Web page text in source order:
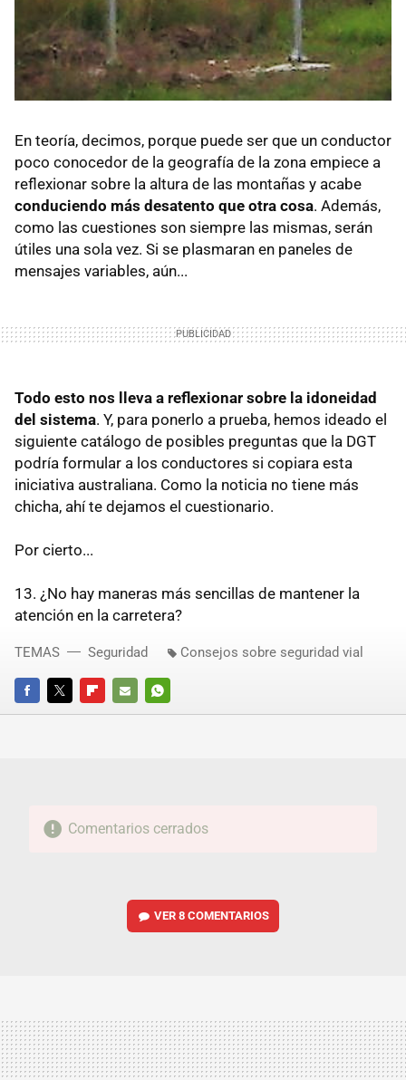
En teoría, decimos, porque puede ser que un conductor
poco conocedor de la geografía de la zona empiece a
reflexionar sobre la altura de las montañas y acabe
conduciendo más desatento que otra cosa. Además,
como las cuestiones son siempre las mismas, serán
útiles una sola vez. Si se plasmaran en paneles de
mensajes variables, aún...
Todo esto nos lleva a reflexionar sobre la idoneidad
del sistema. Y, para ponerlo a prueba, hemos ideado el
siguiente catálogo de posibles preguntas que la DGT
podría formular a los conductores si copiara esta
iniciativa australiana. Como la noticia no tiene más
chicha, ahí te dejamos el cuestionario.
Por cierto...
13. ¿No hay maneras más sencillas de mantener la
atención en la carretera?
FACEBOOKTWITTERFLIPBOARD
E-
WHATSAPP
TEMAS Seguridad Consejos sobre seguridad vial
Comentarios cerrados
VER8 COMENTARIOS